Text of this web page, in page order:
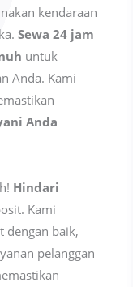
kendaraan
Sewa 24 jam
untuk
Anda. Kami
Anda
Hindari
Kami
dengan baik,
pelanggan